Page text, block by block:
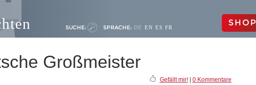
SUCHE: SPRACHE: DE EN ES FR SHOP
Großmeister
Gefällt mir!| 0 Kommentare